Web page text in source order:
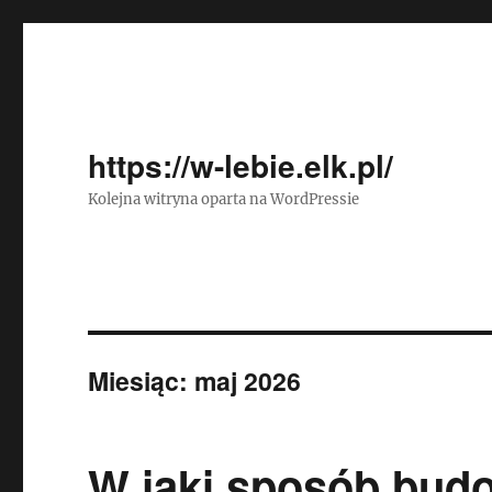
https://w-lebie.elk.pl/
Kolejna witryna oparta na WordPressie
Miesiąc: maj 2026